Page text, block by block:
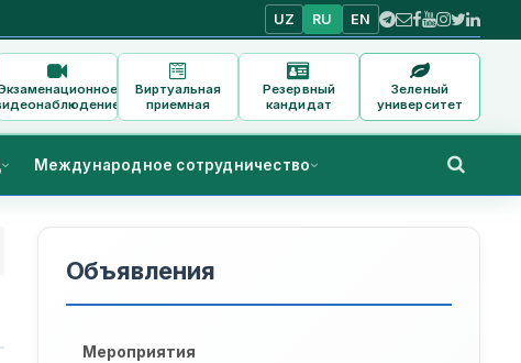
UZ RU EN
Виртуальная
приемная
Резервный
кандидат
Зеленый
университет
Международное сотрудничество
Объявления
Мероприятия